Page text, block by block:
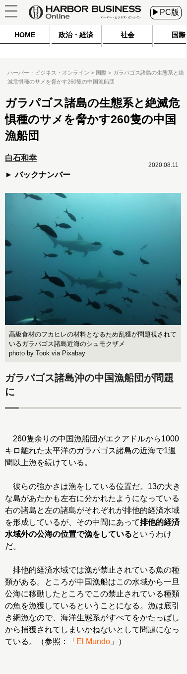
▶PC版
HOME 政治・経済 社会 国際
ハーバー・ビジネス・オンライン 国際
ガラパゴス諸島の生態系と絶
滅危惧種のサメを脅かす260隻の中国漁船団
ガラパゴス諸島の生態系と絶滅危
惧種のサメを脅かす260隻の中国
漁船団
白石和幸
バックナンバー
2020.08.11
高級食材のフカヒレの材料となるため乱獲が問題視されて
いるガラパゴス諸島近海のシュモクザメ
photo by Took via Pixabay
ガラパゴス諸島沖の中国漁船団が問題
に
260隻余りの中国漁船団がエクアドルから1000
キロ離れた太平洋のガラパゴス諸島の近海で1週
間以上漁を続けている。
彼らの強かさは漁をしている位置だ。13の大き
な島があたかも左右に分かれたようになっている
右の諸島と左の諸島がそれぞれが排他的経済水域
を形成しているが、その中間にあって排他的経済
水域外の公海の位置で漁をしているというわけ
だ。
排他的経済水域では漁が禁止されている魚の種
類がある。ところが中国漁船はこの水域から一旦
公海に移動したところでこの禁止されている種類
の魚を漁獲しているということになる。漁は底引
き網漁なので、海洋生態系がすべてをかたっぱし
から捕獲されてしまいかねないとして問題になっ
ている。（参照：「 El Mundo 」）